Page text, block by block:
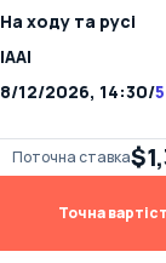
На ​​ходу та русі
IAAI
8/12/2026, 14:30/
Поточна ставка
Точна